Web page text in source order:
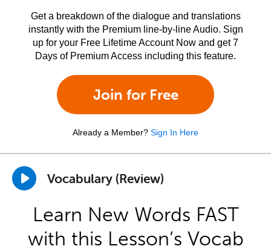
Get a breakdown of the dialogue and translations
instantly with the Premium line-by-line Audio. Sign
up for your Free Lifetime Account Now and get 7
Days of Premium Access including this feature.
Join for Free
Already a Member? Sign In Here
Vocabulary (Review)
Learn New Words FAST
with this Lesson’s Vocab